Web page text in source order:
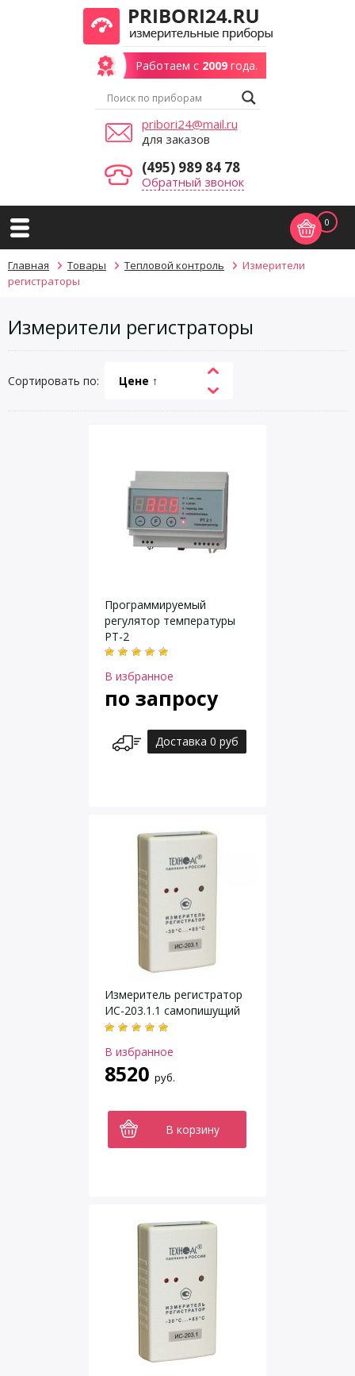
Работаем с 2009года.
pribori24@mail.ru
для заказов
(495) 989 84 78
Обратный звонок
0
Главная Товары Тепловой контроль
Измерители
регистраторы
Измерители регистраторы
Сортировать по: Цене ↑
Программируемый
регулятор температуры
РТ-2
В избранное
по запросу
Доставка 0 руб
Измеритель регистратор
ИС-203.1.1 самопишущий
В избранное
8520 руб.
В корзину